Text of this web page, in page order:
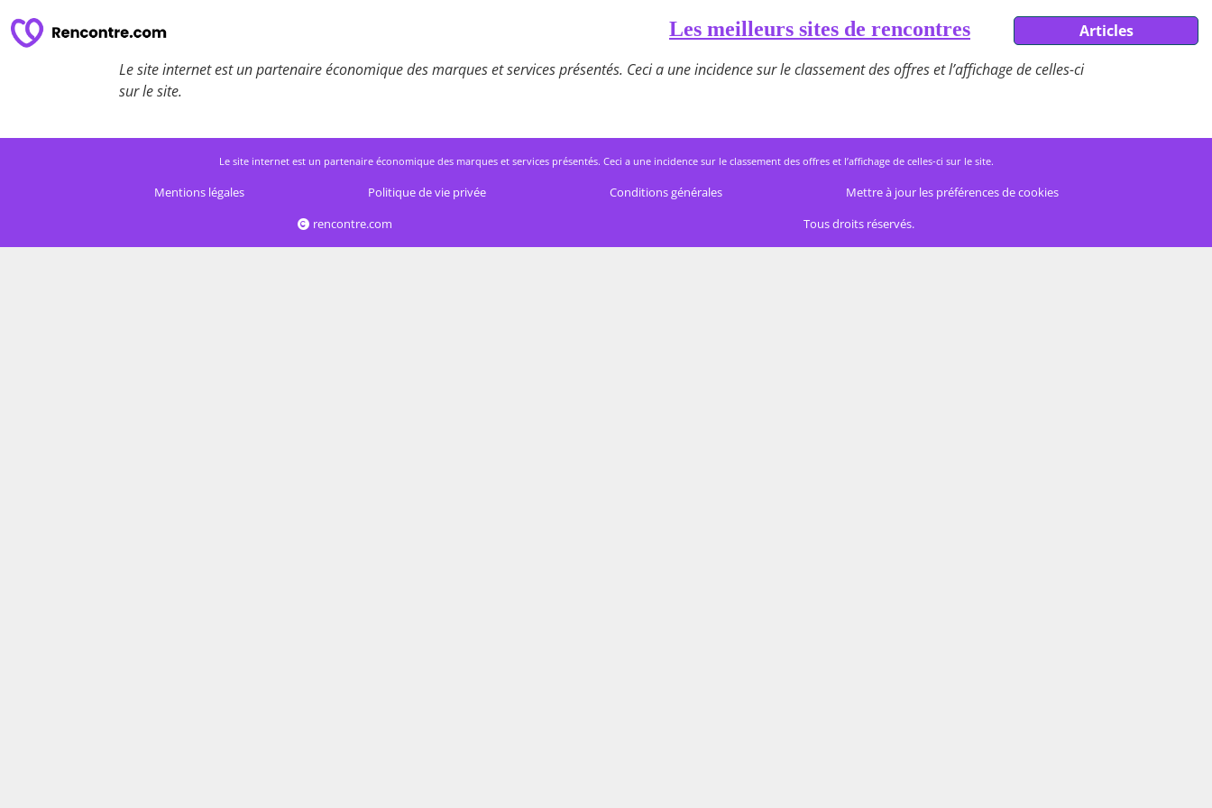
Les meilleurs sites de rencontres
Articles
Le site internet est un partenaire économique des marques et services présentés. Ceci a une incidence sur le classement des offres et l’affichage de celles-ci
sur le site.
Le site internet est un partenaire économique des marques et services présentés. Ceci a une incidence sur le classement des offres et l’affichage de celles-ci sur le site.
Mentions légales Politique de vie privée Conditions générales
Mettre à jour les préférences de cookies
rencontre.com
Tous droits réservés.